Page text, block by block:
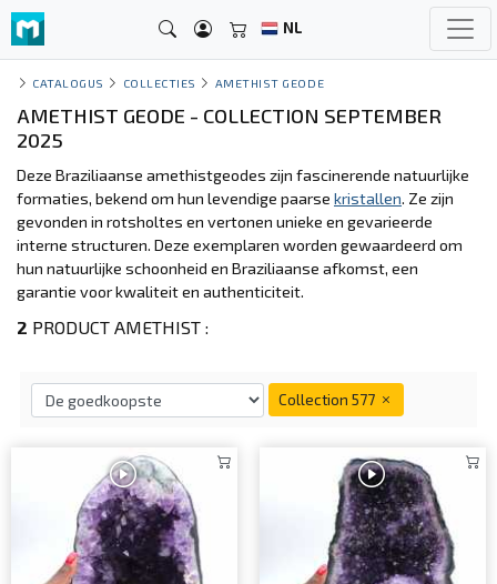
NL
CATALOGUS COLLECTIES AMETHIST GEODE
AMETHIST GEODE - COLLECTION SEPTEMBER
2025
Deze Braziliaanse amethistgeodes zijn fascinerende natuurlijke
formaties, bekend om hun levendige paarse kristallen. Ze zijn
gevonden in rotsholtes en vertonen unieke en gevarieerde
interne structuren. Deze exemplaren worden gewaardeerd om
hun natuurlijke schoonheid en Braziliaanse afkomst, een
garantie voor kwaliteit en authenticiteit.
2 PRODUCT AMETHIST :
Collection 577